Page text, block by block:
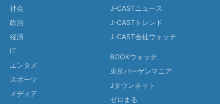
社会
政治
経済
IT
エンタメ
スポーツ
メディア
J-CASTニュース
J-CASTトレンド
J-CAST会社ウォッチ
BOOKウォッチ
東京バーゲンマニア
Jタウンネット
ゼロまる